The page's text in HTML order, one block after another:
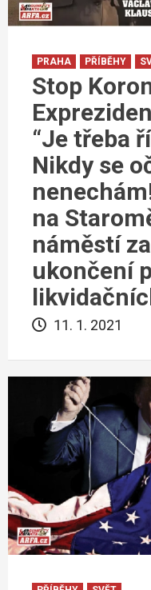
PRAHA PŘÍBĚHY
Stop
“Je třeba
Nikdy se
na
náměstí
ukončení
11. 1. 2021